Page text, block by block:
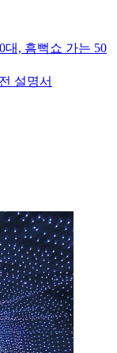
대, 흠뻑쇼 가는 50
설명서